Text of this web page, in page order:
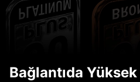
Bağlantıda